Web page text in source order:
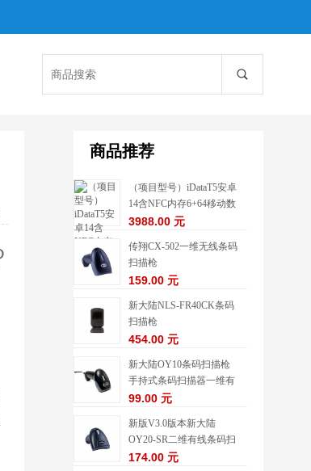
商品推荐
（项目型号）iDataT5安卓
14含NFC内存6+64移动数
据终端5G
3988.00 元
传翔CX-502一维无线条码
扫描枪
159.00 元
新大陆NLS-FR40CK条码
扫描枪
454.00 元
新大陆OY10条码扫描枪
手持式条码扫描器一维有
线扫描枪
99.00 元
新版V3.0版本新大陆
OY20-SR二维有线条码扫
描枪
174.00 元